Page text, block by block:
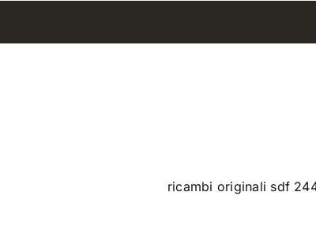
ricambi originali sdf